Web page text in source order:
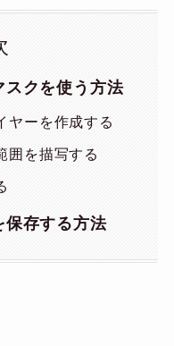
スクを使う方法
ヤーを作成する
囲を描写する
保存する方法